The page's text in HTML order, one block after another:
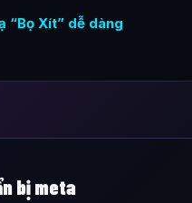
“Bọ Xít” dễ dàng
bị meta